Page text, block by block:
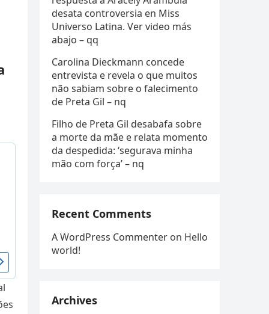
desata controversia en Miss
Universo Latina. Ver video más
abajo – qq
Carolina Dieckmann concede
entrevista e revela o que muitos
não sabiam sobre o falecimento
de Preta Gil – nq
Filho de Preta Gil desabafa sobre
a morte da mãe e relata momento
da despedida: ‘segurava minha
mão com força’ – nq
Recent Comments
A WordPress Commenter on Hello
world!
Archives